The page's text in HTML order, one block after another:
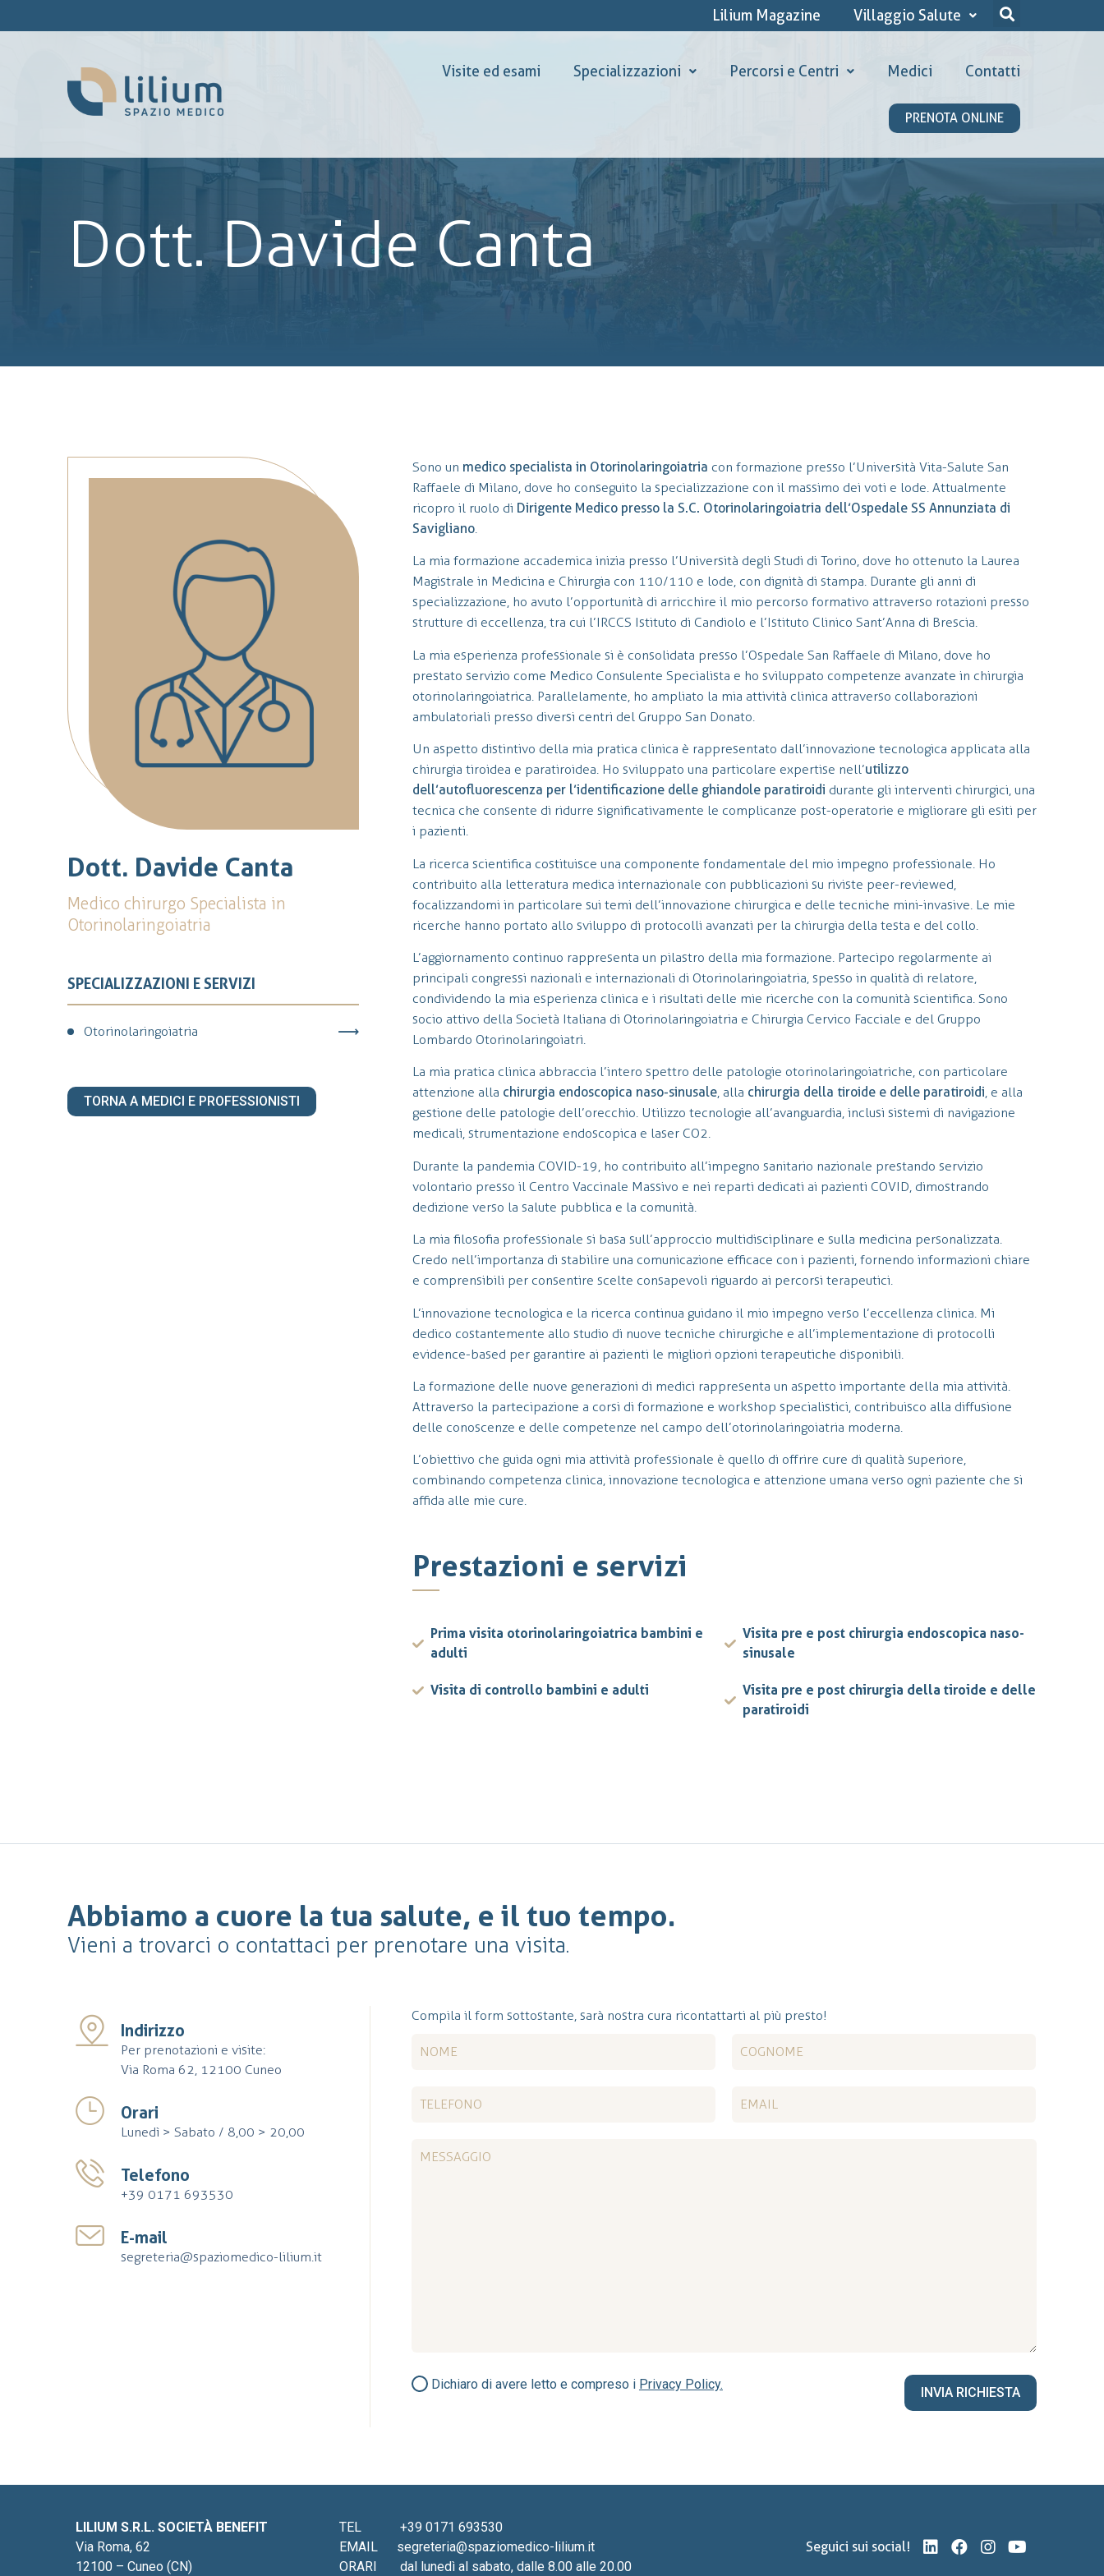
Lilium Magazine Villaggio Salute
Visite ed esami Specializzazioni Percorsi e Centri Medici Contatti
PRENOTA ONLINE
Dott. Davide Canta
Dott. Davide Canta
Medico chirurgo Specialista in
Otorinolaringoiatria
SPECIALIZZAZIONI E SERVIZI
Otorinolaringoiatria
TORNA A MEDICI E PROFESSIONISTI
Sono un medico specialista in Otorinolaringoiatria con formazione presso l’Università Vita-Salute San
Raffaele di Milano, dove ho conseguito la specializzazione con il massimo dei voti e lode. Attualmente
ricopro il ruolo di Dirigente Medico presso la S.C. Otorinolaringoiatria dell’Ospedale SS Annunziata di
Savigliano.
La mia formazione accademica inizia presso l’Università degli Studi di Torino, dove ho ottenuto la Laurea
Magistrale in Medicina e Chirurgia con 110/110 e lode, con dignità di stampa. Durante gli anni di
specializzazione, ho avuto l’opportunità di arricchire il mio percorso formativo attraverso rotazioni presso
strutture di eccellenza, tra cui l’IRCCS Istituto di Candiolo e l’Istituto Clinico Sant’Anna di Brescia.
La mia esperienza professionale si è consolidata presso l’Ospedale San Raffaele di Milano, dove ho
prestato servizio come Medico Consulente Specialista e ho sviluppato competenze avanzate in chirurgia
otorinolaringoiatrica. Parallelamente, ho ampliato la mia attività clinica attraverso collaborazioni
ambulatoriali presso diversi centri del Gruppo San Donato.
Un aspetto distintivo della mia pratica clinica è rappresentato dall’innovazione tecnologica applicata alla
chirurgia tiroidea e paratiroidea. Ho sviluppato una particolare expertise nell’utilizzo
dell’autofluorescenza per l’identificazione delle ghiandole paratiroidi durante gli interventi chirurgici, una
tecnica che consente di ridurre significativamente le complicanze post-operatorie e migliorare gli esiti per
i pazienti.
La ricerca scientifica costituisce una componente fondamentale del mio impegno professionale. Ho
contribuito alla letteratura medica internazionale con pubblicazioni su riviste peer-reviewed,
focalizzandomi in particolare sui temi dell’innovazione chirurgica e delle tecniche mini-invasive. Le mie
ricerche hanno portato allo sviluppo di protocolli avanzati per la chirurgia della testa e del collo.
L’aggiornamento continuo rappresenta un pilastro della mia formazione. Partecipo regolarmente ai
principali congressi nazionali e internazionali di Otorinolaringoiatria, spesso in qualità di relatore,
condividendo la mia esperienza clinica e i risultati delle mie ricerche con la comunità scientifica. Sono
socio attivo della Società Italiana di Otorinolaringoiatria e Chirurgia Cervico Facciale e del Gruppo
Lombardo Otorinolaringoiatri.
La mia pratica clinica abbraccia l’intero spettro delle patologie otorinolaringoiatriche, con particolare
attenzione alla chirurgia endoscopica naso-sinusale, alla chirurgia della tiroide e delle paratiroidi, e alla
gestione delle patologie dell’orecchio. Utilizzo tecnologie all’avanguardia, inclusi sistemi di navigazione
medicali, strumentazione endoscopica e laser CO2.
Durante la pandemia COVID-19, ho contribuito all’impegno sanitario nazionale prestando servizio
volontario presso il Centro Vaccinale Massivo e nei reparti dedicati ai pazienti COVID, dimostrando
dedizione verso la salute pubblica e la comunità.
La mia filosofia professionale si basa sull’approccio multidisciplinare e sulla medicina personalizzata.
Credo nell’importanza di stabilire una comunicazione efficace con i pazienti, fornendo informazioni chiare
e comprensibili per consentire scelte consapevoli riguardo ai percorsi terapeutici.
L’innovazione tecnologica e la ricerca continua guidano il mio impegno verso l’eccellenza clinica. Mi
dedico costantemente allo studio di nuove tecniche chirurgiche e all’implementazione di protocolli
evidence-based per garantire ai pazienti le migliori opzioni terapeutiche disponibili.
La formazione delle nuove generazioni di medici rappresenta un aspetto importante della mia attività.
Attraverso la partecipazione a corsi di formazione e workshop specialistici, contribuisco alla diffusione
delle conoscenze e delle competenze nel campo dell’otorinolaringoiatria moderna.
L’obiettivo che guida ogni mia attività professionale è quello di offrire cure di qualità superiore,
combinando competenza clinica, innovazione tecnologica e attenzione umana verso ogni paziente che si
affida alle mie cure.
Prestazioni e servizi
Prima visita otorinolaringoiatrica bambini e
adulti
Visita di controllo bambini e adulti
Visita pre e post chirurgia endoscopica naso-
sinusale
Visita pre e post chirurgia della tiroide e delle
paratiroidi
Abbiamo a cuore la tua salute, e il tuo tempo.
Vieni a trovarci o contattaci per prenotare una visita.
Indirizzo
Per prenotazioni e visite:
Via Roma 62, 12100 Cuneo
Orari
Lunedì > Sabato / 8,00 > 20,00
Telefono
+39 0171 693530
E-mail
segreteria@spaziomedico-lilium.it
Compila il form sottostante, sarà nostra cura ricontattarti al più presto!
Dichiaro di avere letto e compreso i Privacy Policy.
LILIUM S.R.L. SOCIETÀ BENEFIT
Via Roma, 62
12100 – Cuneo (CN)
TEL
+39 0171 693530
EMAIL
segreteria@spaziomedico-lilium.it
ORARI
dal lunedì al sabato, dalle 8.00 alle 20.00
Seguici sui social!